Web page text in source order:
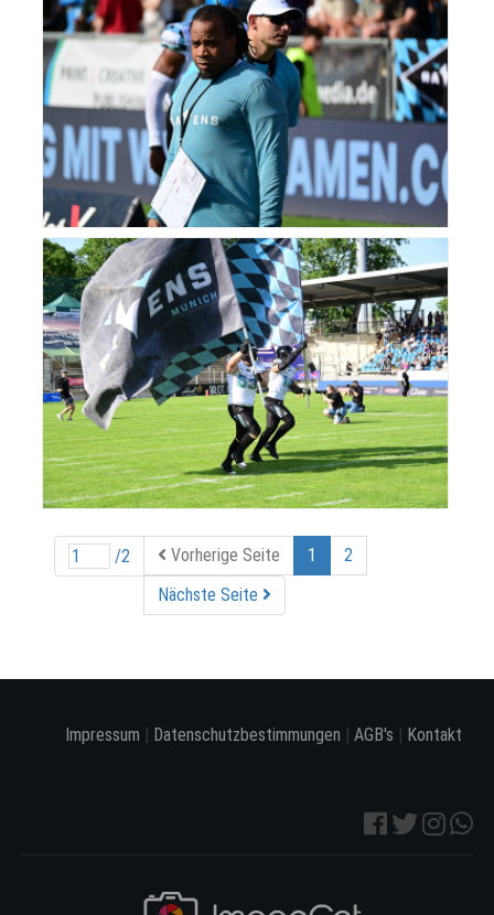
/2 Vorherige Seite 1
2
Nächste Seite
Impressum Datenschutzbestimmungen |AGB's Kontakt